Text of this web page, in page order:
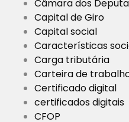
Câmara dos
Capital de Giro
Capital social
Características
Carga tributária
Carteira de
Certificado digital
certificados digitais
CFOP